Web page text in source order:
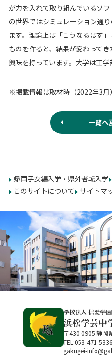
が力を入れて取り組んでいるソ
の世界ではシミュレーション通
ます。理論上は「こうなるはず
ものを作ると、結果が変わって
興味を持っています。大学は工学
※掲載情報は取材時（2022年3月
一覧へ
帰国子女編入学・県外者転入学
このサイトについて
サイトマ
学校法人 信愛学園
浜松学芸中
〒430-0905 静岡
TEL:053-471-
gakugei-